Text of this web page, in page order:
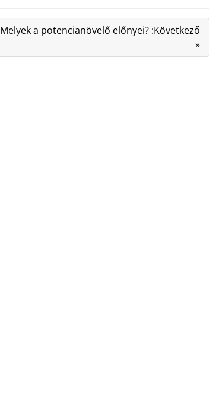
Melyek a potencianövelő előnyei? :Következő
»